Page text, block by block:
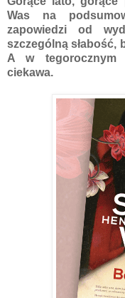
Was na
zapowiedzi od
szczególną słabość,
A w tegorocznym
ciekawa.